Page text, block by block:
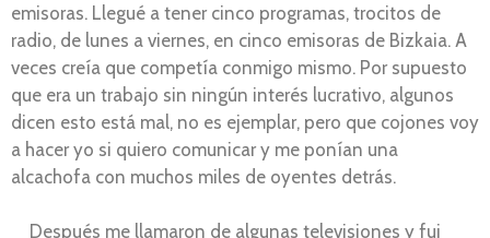
emisoras. Llegué a tener cinco programas, trocitos de
radio, de lunes a viernes, en cinco emisoras de Bizkaia. A
veces creía que competía conmigo mismo. Por supuesto
que era un trabajo sin ningún interés lucrativo, algunos
dicen esto está mal, no es ejemplar, pero que cojones voy
a hacer yo si quiero comunicar y me ponían una
alcachofa con muchos miles de oyentes detrás.
Después me llamaron de algunas televisiones y fui